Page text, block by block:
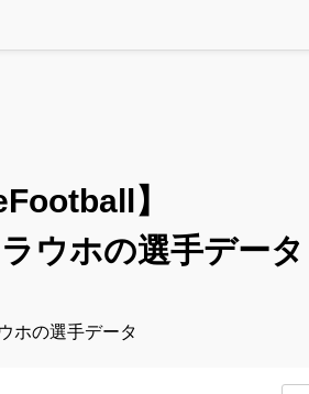
】
ウホの選手データ
ホの選手データ